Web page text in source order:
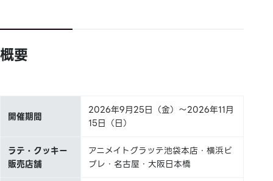
概要
開催期間
2026年9月25日（金）～2026年11月
15日（日）
ラテ・クッキー
販売店舗
アニメイトグラッテ池袋本店・横浜ビ
ブレ・名古屋・大阪日本橋